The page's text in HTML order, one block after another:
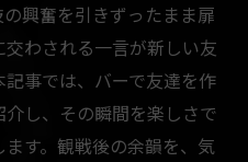
興奮を引きずったまま扉
わされる一言が新しい友
事では、バーで友達を作
し、その瞬間を楽しさで
す。観戦後の余韻を、気